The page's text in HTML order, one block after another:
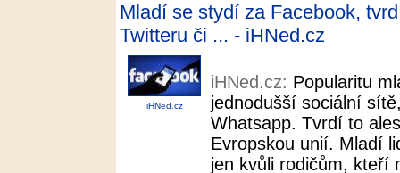
Mladí se stydí za Facebook,
Twitteru či ... - iHNed.cz
iHNed.cz
iHNed.cz: Popularitu
jednodušší sociální
Whatsapp. Tvrdí to
Evropskou unií. Mladí
jen kvůli rodičům, kteří